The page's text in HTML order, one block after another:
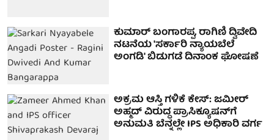
ಕುಮಾರ್ ಬಂಗಾರಪ್ಪ, ರಾಗಿಣಿ ದ್ವಿವೇದಿ
ನಟನೆಯ 'ಸರ್ಕಾರಿ ನ್ಯಾಯಬೆಲೆ
ಅಂಗಡಿ' ಬಿಡುಗಡೆ ದಿನಾಂಕ ಘೋಷಣೆ
ಅಕ್ರಮ ಆಸ್ತಿ ಗಳಿಕೆ ಕೇಸ್: ಜಮೀರ್
ಅಹ್ಮದ್ ವಿರುದ್ಧ ಪ್ರಾಸಿಕ್ಯೂಷನ್‌ಗೆ
ಅನುಮತಿ ಬೆನ್ನಲ್ಲೇ IPS ಅಧಿಕಾರಿ ವರ್ಗ